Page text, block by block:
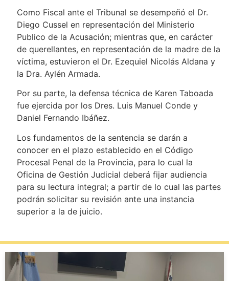
Como Fiscal ante el Tribunal se desempeñó el Dr.
Diego Cussel en representación del Ministerio
Publico de la Acusación; mientras que, en carácter
de querellantes, en representación de la madre de la
víctima, estuvieron el Dr. Ezequiel Nicolás Aldana y
la Dra. Aylén Armada.
Por su parte, la defensa técnica de Karen Taboada
fue ejercida por los Dres. Luis Manuel Conde y
Daniel Fernando Ibáñez.
Los fundamentos de la sentencia se darán a
conocer en el plazo establecido en el Código
Procesal Penal de la Provincia, para lo cual la
Oficina de Gestión Judicial deberá fijar audiencia
para su lectura integral; a partir de lo cual las partes
podrán solicitar su revisión ante una instancia
superior a la de juicio.